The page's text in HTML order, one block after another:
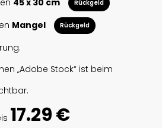
Rückgeld
Mangel Rückgeld
„Adobe Stock“ ist beim
17.29 €